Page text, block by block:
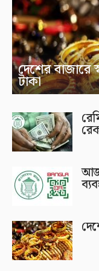
দেশের বাজারে
টাকা
আজ